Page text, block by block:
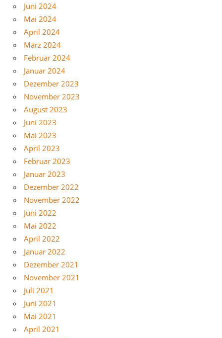
Juni 2024
Mai 2024
April 2024
März 2024
Februar 2024
Januar 2024
Dezember 2023
November 2023
August 2023
Juni 2023
Mai 2023
April 2023
Februar 2023
Januar 2023
Dezember 2022
November 2022
Juni 2022
Mai 2022
April 2022
Januar 2022
Dezember 2021
November 2021
Juli 2021
Juni 2021
Mai 2021
April 2021